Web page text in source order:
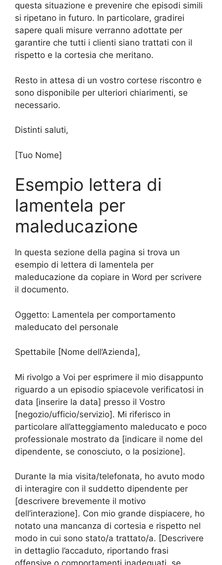
questa situazione e prevenire che episodi simili
si ripetano in futuro. In particolare, gradirei
sapere quali misure verranno adottate per
garantire che tutti i clienti siano trattati con il
rispetto e la cortesia che meritano.
Resto in attesa di un vostro cortese riscontro e
sono disponibile per ulteriori chiarimenti, se
necessario.
Distinti saluti,
[Tuo Nome]
Esempio lettera di
lamentela per
maleducazione
In questa sezione della pagina si trova un
esempio di lettera di lamentela per
maleducazione da copiare in Word per scrivere
il documento.
Oggetto: Lamentela per comportamento
maleducato del personale
Spettabile [Nome dell’Azienda],
Mi rivolgo a Voi per esprimere il mio disappunto
riguardo a un episodio spiacevole verificatosi in
data [inserire la data] presso il Vostro
[negozio/ufficio/servizio]. Mi riferisco in
particolare all’atteggiamento maleducato e poco
professionale mostrato da [indicare il nome del
dipendente, se conosciuto, o la posizione].
Durante la mia visita/telefonata, ho avuto modo
di interagire con il suddetto dipendente per
[descrivere brevemente il motivo
dell’interazione]. Con mio grande dispiacere, ho
notato una mancanza di cortesia e rispetto nel
modo in cui sono stato/a trattato/a. [Descrivere
in dettaglio l’accaduto, riportando frasi
offensive o comportamenti inadeguati, se